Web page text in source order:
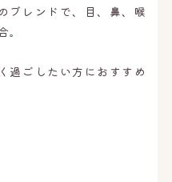
ブレンドで、目、鼻、喉
過ごしたい方におすすめ